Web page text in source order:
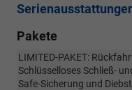
Pakete
LIMITED-PAKET:
Schlüsselloses Schließ-
Safe-Sicherung und